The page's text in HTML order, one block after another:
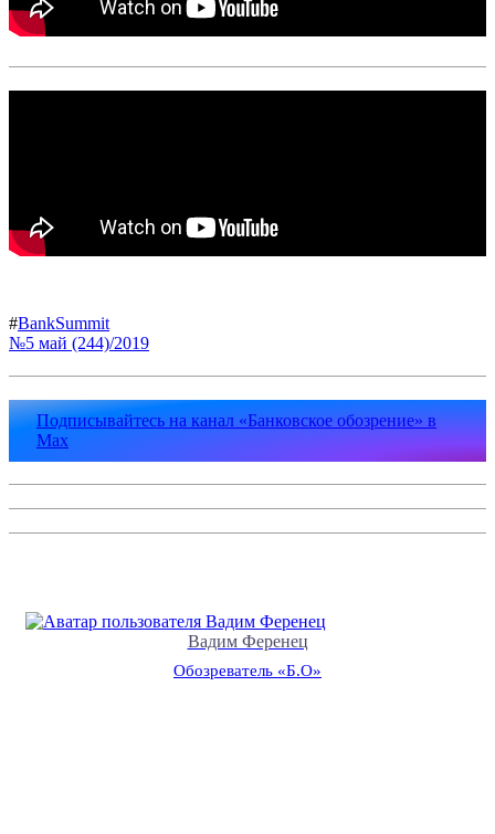
#BankSummit
№5 май (244)/2019
Подписывайтесь на канал «Банковское обозрение» в
Max
Вадим Ференец
Обозреватель «Б.О»